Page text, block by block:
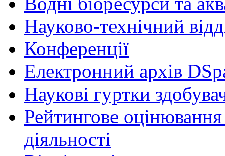
Науково-технічний
Конференції
Електронний архів
Наукові гуртки
Рейтингове оцінювання
діяльності